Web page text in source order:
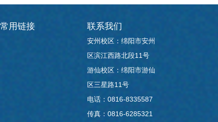
常用链接 联系我们
安州校区：绵阳市安州
区滨江西路北段11号
游仙校区：绵阳市游仙
区三星路11号
电话：0816-8335587
传真：0816-6285321